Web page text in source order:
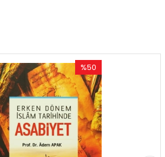
%50
İndirim
%50İndirim